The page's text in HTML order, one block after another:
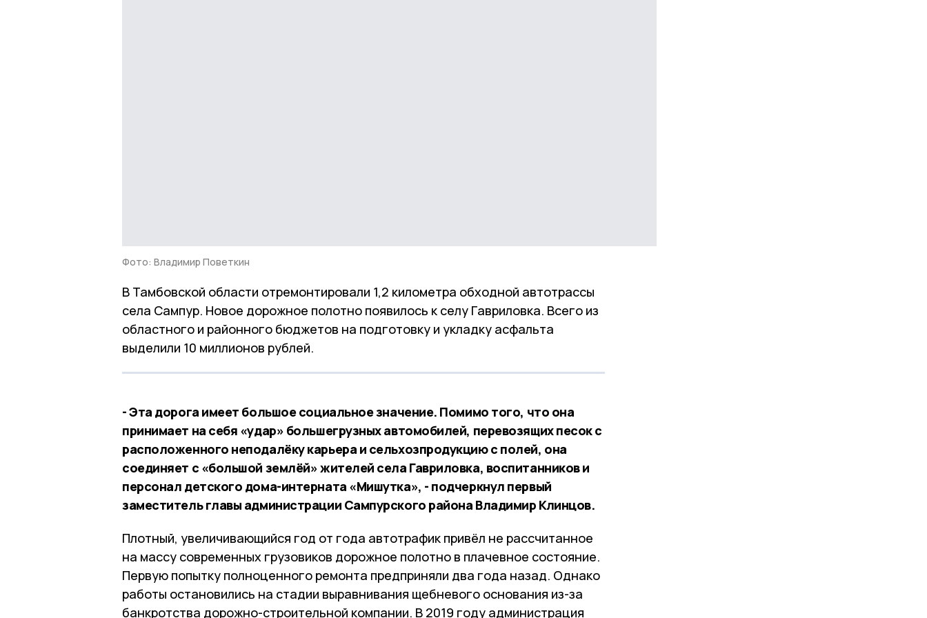
Фото: Владимир Поветкин
В Тамбовской области отремонтировали 1,2 километра обходной автотрассы
села Сампур. Новое дорожное полотно появилось к селу Гавриловка. Всего из
областного и районного бюджетов на подготовку и укладку асфальта
выделили 10 миллионов рублей.
- Эта дорога имеет большое социальное значение. Помимо того, что она
принимает на себя «удар» большегрузных автомобилей, перевозящих песок с
расположенного неподалёку карьера и сельхозпродукцию с полей, она
соединяет с «большой землёй» жителей села Гавриловка, воспитанников и
персонал детского дома-интерната «Мишутка», - подчеркнул первый
заместитель главы администрации Сампурского района Владимир Клинцов.
Плотный, увеличивающийся год от года автотрафик привёл не рассчитанное
на массу современных грузовиков дорожное полотно в плачевное состояние.
Первую попытку полноценного ремонта предприняли два года назад. Однако
работы остановились на стадии выравнивания щебневого основания из-за
банкротства дорожно-строительной компании. В 2019 году администрация